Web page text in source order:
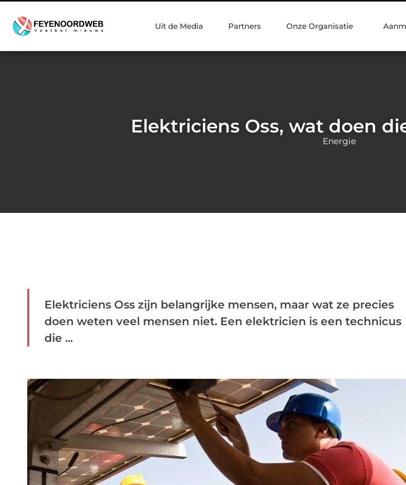
Uit de Media Partners Onze Organisatie
Elektriciens Oss, wat doen
Energie
Elektriciens Oss zijn belangrijke mensen, maar wat ze precies
doen weten veel mensen niet. Een elektricien is een technicus
die ...